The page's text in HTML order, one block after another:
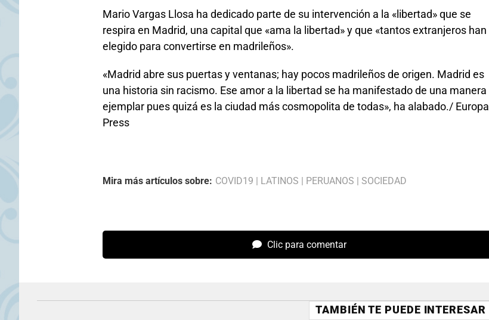
Mario Vargas Llosa ha dedicado parte de su intervención a la «libertad» que se
respira en Madrid, una capital que «ama la libertad» y que «tantos extranjeros han
elegido para convertirse en madrileños».
«Madrid abre sus puertas y ventanas; hay pocos madrileños de origen. Madrid es
una historia sin racismo. Ese amor a la libertad se ha manifestado de una manera
ejemplar pues quizá es la ciudad más cosmopolita de todas», ha alabado./ Europa
Press
Mira más artículos sobre: COVID19 LATINOS PERUANOS SOCIEDAD
Clic para comentar
TAMBIÉN TE PUEDE INTERESAR